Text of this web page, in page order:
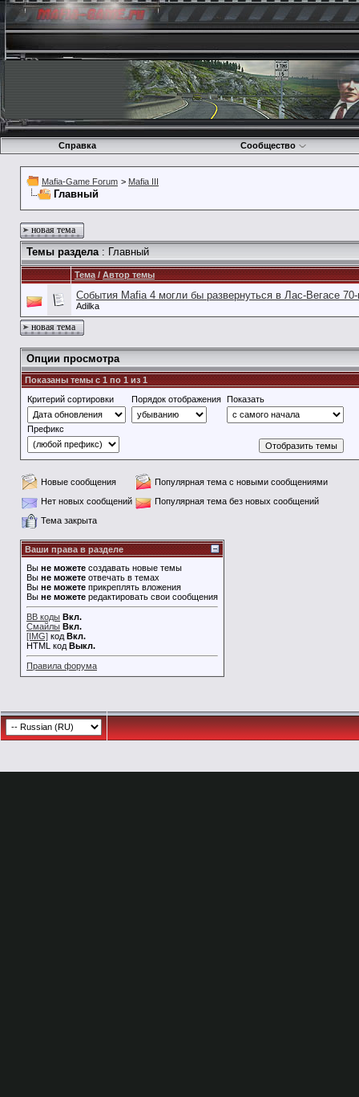
Справка Сообщество
Mafia-Game Forum > Mafia III
Главный
новая тема
Темы раздела: Главный
Тема/Автор темы
События Mafia 4 могли бы развернуться в Лас-Вегасе
Adilka
новая тема
Опции просмотра
Показаны темы с 1 по 1 из 1
Критерий сортировки
Порядок отображения Показать
Префикс
Новые сообщения
Популярная тема с новыми сообщениями
Нет новых сообщений
Популярная тема без новых сообщений
Тема закрыта
Ваши права в разделе
Вы не можете создавать новые темы
Вы не можете отвечать в темах
Вы не можете прикреплять вложения
Вы не можете редактировать свои сообщения
BB коды Вкл.
Смайлы Вкл.
[IMG] код Вкл.
HTML код Выкл.
Правила форума